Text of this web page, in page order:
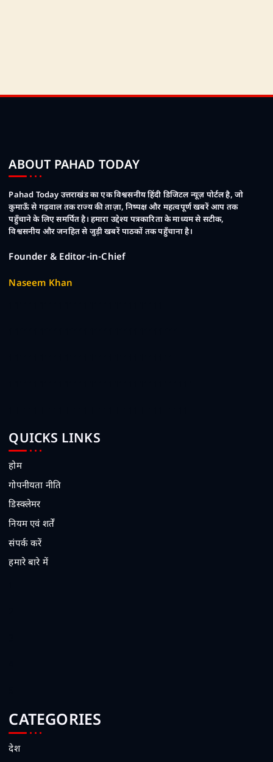
ABOUT PAHAD TODAY
Pahad Today उत्तराखंड का एक विश्वसनीय हिंदी डिजिटल न्यूज़ पोर्टल है, जो
कुमाऊँ से गढ़वाल तक राज्य की ताज़ा, निष्पक्ष और महत्वपूर्ण खबरें आप तक
पहुँचाने के लिए समर्पित है। हमारा उद्देश्य पत्रकारिता के माध्यम से सटीक,
विश्वसनीय और जनहित से जुड़ी खबरें पाठकों तक पहुँचाना है।
Founder & Editor-in-Chief
Naseem Khan
QUICKS LINKS
होम
गोपनीयता नीति
डिस्क्लेमर
नियम एवं शर्तें
संपर्क करें
हमारे बारे में
CATEGORIES
देश